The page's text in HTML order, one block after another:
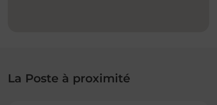
La Poste à proximité